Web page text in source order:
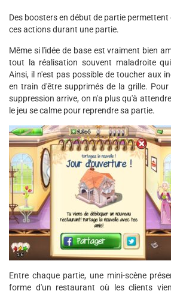
Des boosters en début de partie
ces actions durant une partie.
Même si l'idée de base est vraiment bien
tout la réalisation souvent maladroite
Ainsi, il n'est pas possible de toucher aux
en train d'être supprimés de la grille.
suppression arrive, on n'a plus qu'à
le jeu se calme pour reprendre sa partie.
Entre chaque partie, une mini-scène
forme d'un restaurant où les clients